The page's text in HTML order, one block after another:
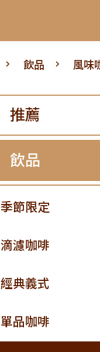
飲品 風味
推薦
飲品
季節限定
滴濾咖啡
經典義式
單品咖啡